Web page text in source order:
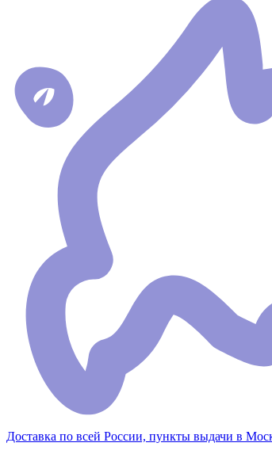
Доставка по всей России, пункты выдачи в